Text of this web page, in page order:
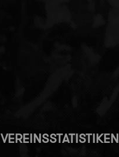
VEREINSSTATISTIKEN